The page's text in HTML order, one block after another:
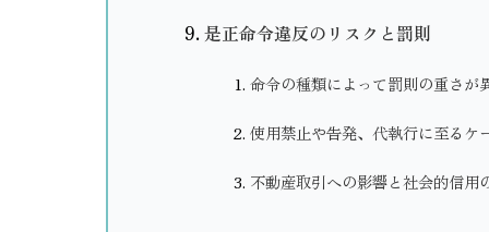
是正命令違反のリスクと罰則
命令の種類によって罰則の重さが
使用禁止や告発、代執行に至るケ
不動産取引への影響と社会的信用